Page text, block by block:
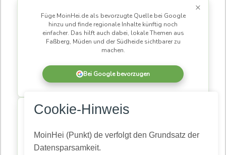
Cookie-Hinweis
MoinHei (Punkt) de verfolgt den Grundsatz der
Datensparsamkeit.
×
Füge MoinHei.de als bevorzugte Quelle bei Google
hinzu und finde regionale Inhalte künftig noch
einfacher. Das hilft auch dabei, lokale Themen aus
Faßberg, Müden und der Südheide sichtbarer zu
machen.
Bei Google bevorzugen
MoinHei.de betreibe ich kostenlos, damit regionale
alle zugänglich bleiben. Damit daraus eine
lebendige Community wird, braucht es Menschen,
die mitlesen und mitmachen.